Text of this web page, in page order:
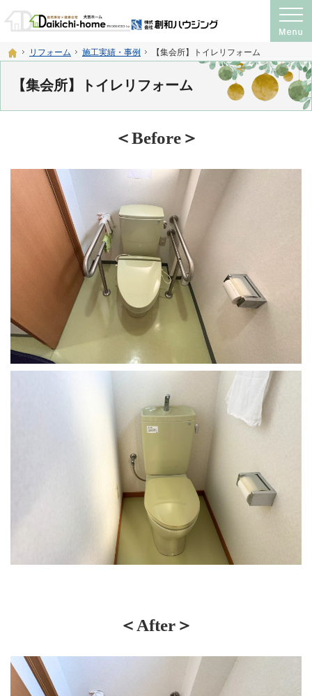
ホーム
リフォーム 施工実績・事例 【集会所】トイレリフォーム
【集会所】トイレリフォーム
プロの目線からご提案。注文住宅・新築戸建て・リフォームを手がける工務店なら
神奈川県横須賀市・宮城県仙台市の注文住宅・新築戸建て・リフォームを手がけ
＜Before＞
＜After＞